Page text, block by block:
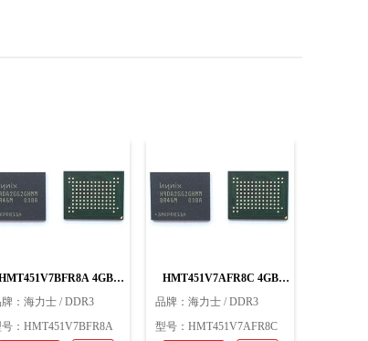
4GB
士
： 海力士 / DDR3
： HMT451V7BFR8A
HMT451V7AFR8C 4GB
士
品牌： 海力士 / DDR3
型号： HMT451V7AFR8C